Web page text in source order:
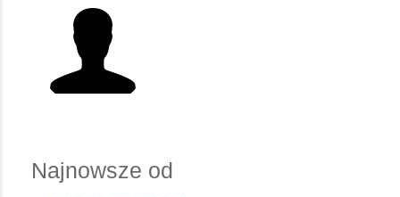
Najnowsze od